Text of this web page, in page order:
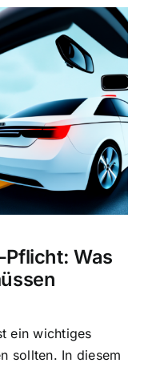
Pflicht: Was
ein wichtiges
sollten. In diesem